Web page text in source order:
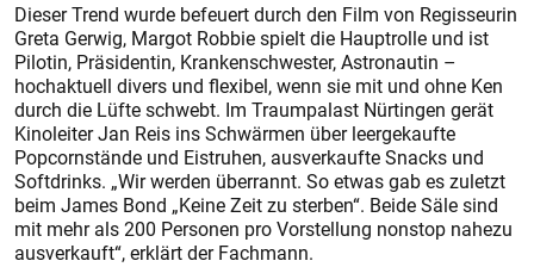
Dieser Trend wurde befeuert durch den Film von Regisseurin
Greta Gerwig, Margot Robbie spielt die Hauptrolle und ist
Pilotin, Präsidentin, Krankenschwester, Astronautin –
hochaktuell divers und flexibel, wenn sie mit und ohne Ken
durch die Lüfte schwebt. Im Traumpalast Nürtingen gerät
Kinoleiter Jan Reis ins Schwärmen über leergekaufte
Popcornstände und Eistruhen, ausverkaufte Snacks und
Softdrinks. „Wir werden überrannt. So etwas gab es zuletzt
beim James Bond „Keine Zeit zu sterben“. Beide Säle sind
mit mehr als 200 Personen pro Vorstellung nonstop nahezu
ausverkauft“, erklärt der Fachmann.